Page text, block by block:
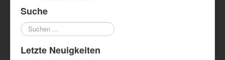
Suche
Suchen
...
Letzte Neuigkeiten